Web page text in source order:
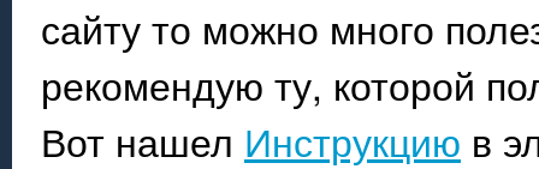
сайту то можно много
рекомендую ту, которой
Вот нашел Инструкцию в